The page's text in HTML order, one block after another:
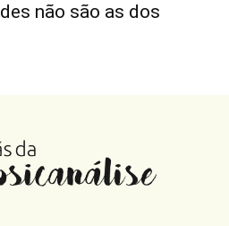
não são as dos